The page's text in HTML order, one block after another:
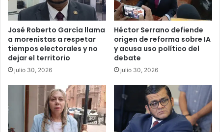
José Roberto García llama
a morenistas a respetar
tiempos electorales y no
dejar el territorio
julio 30, 2026
Héctor Serrano defiende
origen de reforma sobre IA
y acusa uso político del
debate
julio 30, 2026